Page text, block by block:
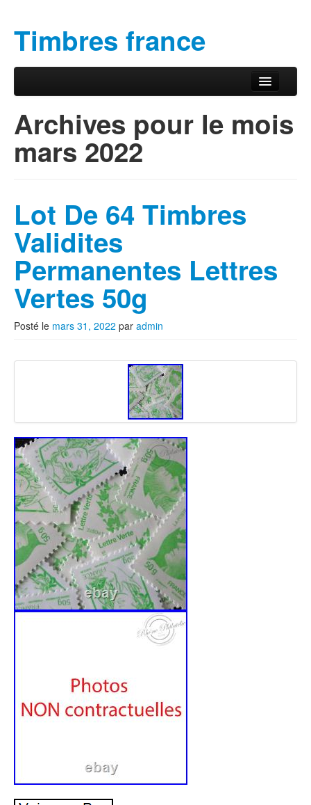
Timbres france
Menu principal
Archives pour le mois
mars 2022
Lot De 64 Timbres
Validites
Permanentes Lettres
Vertes 50g
Posté le mars 31, 2022 par admin